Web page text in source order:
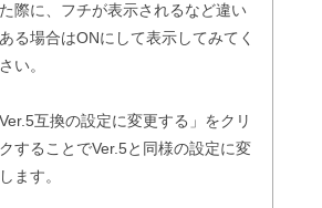
際に、フチが表示されるなど違い
る場合はONにして表示してみてく
い。
Ver.5互換の設定に変更する」をクリ
することでVer.5と同様の設定に変
ます。